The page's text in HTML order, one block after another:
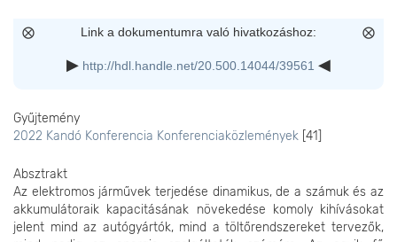
Link a dokumentumra való hivatkozáshoz:
http://hdl.handle.net/20.500.14044/39561
Gyűjtemény
2022 Kandó Konferencia Konferenciaközlemények [41]
Absztrakt
Az elektromos járművek terjedése dinamikus, de a számuk és az
akkumulátoraik kapacitásának növekedése komoly kihívásokat
jelent mind az autógyártók, mind a töltőrendszereket tervezők,